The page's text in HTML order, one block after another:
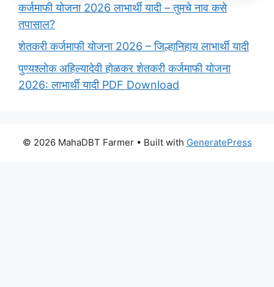
कर्जमाफी योजना 2026 लाभार्थी यादी – तुमचे नाव कसे
तपासाल?
शेतकरी कर्जमाफी योजना 2026 – जिल्हानिहाय लाभार्थी यादी
पुण्यश्लोक अहिल्यादेवी होळकर शेतकरी कर्जमाफी योजना
2026: लाभार्थी यादी PDF Download
© 2026 MahaDBT Farmer• Built with GeneratePress